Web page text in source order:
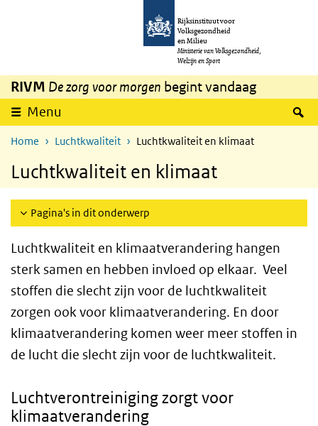
Overslaan en naar de inhoud gaan
Rijksinstituut voor
Volksgezondheid
en Milieu
Ministerie van Volksgezondheid,
Welzijn en Sport
RIVM De zorg voor morgen begint vandaag
Menu
Home Luchtkwaliteit Luchtkwaliteit en klimaat
Luchtkwaliteit en klimaat
Pagina's in dit onderwerp
Luchtkwaliteit en klimaatverandering hangen
sterk samen en hebben invloed op elkaar. Veel
stoffen die slecht zijn voor de luchtkwaliteit
zorgen ook voor klimaatverandering. En door
klimaatverandering komen weer meer stoffen in
de lucht die slecht zijn voor de luchtkwaliteit.
Luchtverontreiniging zorgt voor
klimaatverandering